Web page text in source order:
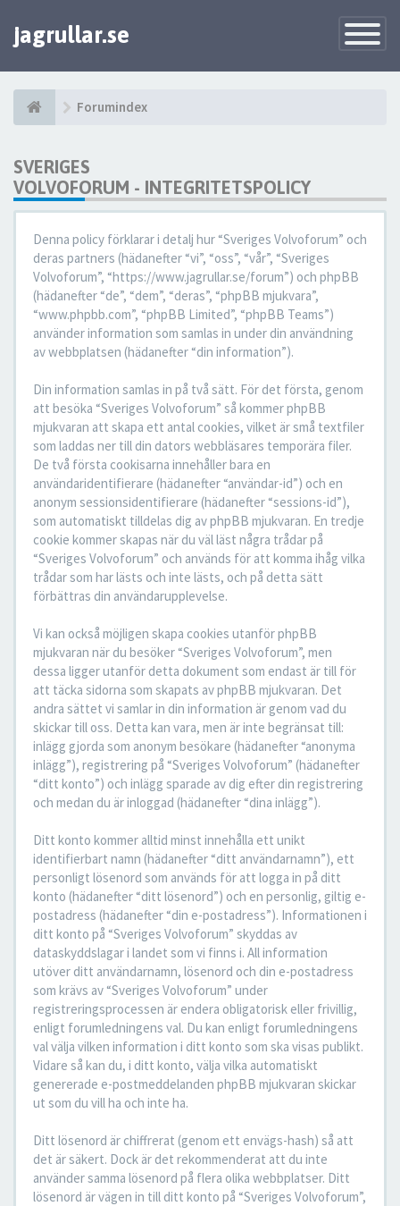
Toggle
jagrullar.se
Forumindex
SVERIGES
VOLVOFORUM - INTEGRITETSPOLICY
Denna policy förklarar i detalj hur “Sveriges Volvoforum” och
deras partners (hädanefter “vi”, “oss”, “vår”, “Sveriges
Volvoforum”, “https://www.jagrullar.se/forum”) och phpBB
(hädanefter “de”, “dem”, “deras”, “phpBB mjukvara”,
“www.phpbb.com”, “phpBB Limited”, “phpBB Teams”)
använder information som samlas in under din användning
av webbplatsen (hädanefter “din information”).
Din information samlas in på två sätt. För det första, genom
att besöka “Sveriges Volvoforum” så kommer phpBB
mjukvaran att skapa ett antal cookies, vilket är små textfiler
som laddas ner till din dators webbläsares temporära filer.
De två första cookisarna innehåller bara en
användaridentifierare (hädanefter “användar-id”) och en
anonym sessionsidentifierare (hädanefter “sessions-id”),
som automatiskt tilldelas dig av phpBB mjukvaran. En tredje
cookie kommer skapas när du väl läst några trådar på
“Sveriges Volvoforum” och används för att komma ihåg vilka
trådar som har lästs och inte lästs, och på detta sätt
förbättras din användarupplevelse.
Vi kan också möjligen skapa cookies utanför phpBB
mjukvaran när du besöker “Sveriges Volvoforum”, men
dessa ligger utanför detta dokument som endast är till för
att täcka sidorna som skapats av phpBB mjukvaran. Det
andra sättet vi samlar in din information är genom vad du
skickar till oss. Detta kan vara, men är inte begränsat till:
inlägg gjorda som anonym besökare (hädanefter “anonyma
inlägg”), registrering på “Sveriges Volvoforum” (hädanefter
“ditt konto”) och inlägg sparade av dig efter din registrering
och medan du är inloggad (hädanefter “dina inlägg”).
Ditt konto kommer alltid minst innehålla ett unikt
identifierbart namn (hädanefter “ditt användarnamn”), ett
personligt lösenord som används för att logga in på ditt
konto (hädanefter “ditt lösenord”) och en personlig, giltig e-
postadress (hädanefter “din e-postadress”). Informationen i
ditt konto på “Sveriges Volvoforum” skyddas av
dataskyddslagar i landet som vi finns i. All information
utöver ditt användarnamn, lösenord och din e-postadress
som krävs av “Sveriges Volvoforum” under
registreringsprocessen är endera obligatorisk eller frivillig,
enligt forumledningens val. Du kan enligt forumledningens
val välja vilken information i ditt konto som ska visas publikt.
Vidare så kan du, i ditt konto, välja vilka automatiskt
genererade e-postmeddelanden phpBB mjukvaran skickar
ut som du vill ha och inte ha.
Ditt lösenord är chiffrerat (genom ett envägs-hash) så att
det är säkert. Dock är det rekommenderat att du inte
använder samma lösenord på flera olika webbplatser. Ditt
lösenord är vägen in till ditt konto på “Sveriges Volvoforum”,